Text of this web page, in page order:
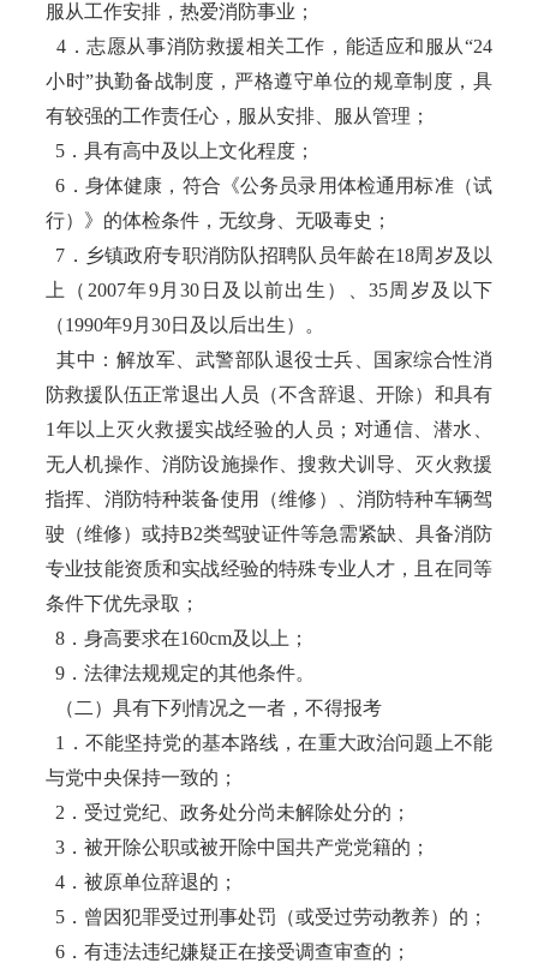
服从工作安排，热爱消防事业；
4．志愿从事消防救援相关工作，能适应和服从“24
小时”执勤备战制度，严格遵守单位的规章制度，具
有较强的工作责任心，服从安排、服从管理；
5．具有高中及以上文化程度；
6．身体健康，符合《公务员录用体检通用标准（试
行）》的体检条件，无纹身、无吸毒史；
7．乡镇政府专职消防队招聘队员年龄在18周岁及以
上（2007年9月30日及以前出生）、35周岁及以下
（1990年9月30日及以后出生）。
其中：解放军、武警部队退役士兵、国家综合性消
防救援队伍正常退出人员（不含辞退、开除）和具有
1年以上灭火救援实战经验的人员；对通信、潜水、
无人机操作、消防设施操作、搜救犬训导、灭火救援
指挥、消防特种装备使用（维修）、消防特种车辆驾
驶（维修）或持B2类驾驶证件等急需紧缺、具备消防
专业技能资质和实战经验的特殊专业人才，且在同等
条件下优先录取；
8．身高要求在160cm及以上；
9．法律法规规定的其他条件。
（二）具有下列情况之一者，不得报考
1．不能坚持党的基本路线，在重大政治问题上不能
与党中央保持一致的；
2．受过党纪、政务处分尚未解除处分的；
3．被开除公职或被开除中国共产党党籍的；
4．被原单位辞退的；
5．曾因犯罪受过刑事处罚（或受过劳动教养）的；
6．有违法违纪嫌疑正在接受调查审查的；